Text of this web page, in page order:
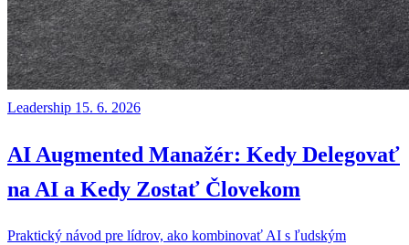
Leadership 15. 6. 2026
AI Augmented Manažér: Kedy Delegovať
na AI a Kedy Zostať Človekom
Praktický návod pre lídrov, ako kombinovať AI s ľudským